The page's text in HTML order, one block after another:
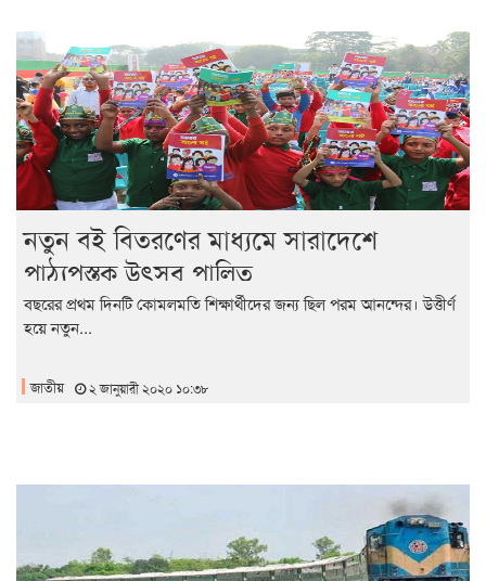
নতুন বই বিতরণের মাধ্যমে সারাদেশে
পাঠ্যপুস্তক উৎসব পালিত
বছরের প্রথম দিনটি কোমলমতি শিক্ষার্থীদের জন্য ছিল পরম আনন্দের। উত্তীর্ণ
হয়ে নতুন...
জাতীয় ২ জানুয়ারী ২০২০ ১০:৩৮